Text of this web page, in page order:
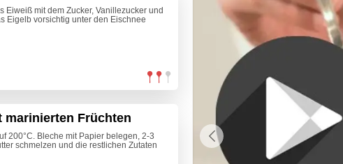
Eiweiß mit dem Zucker, Vanillezucker und
Eigelb vorsichtig unter den Eischnee
Früchten
200°C. Bleche mit Papier belegen, 2-3
schmelzen und die restlichen Zutaten
Previous